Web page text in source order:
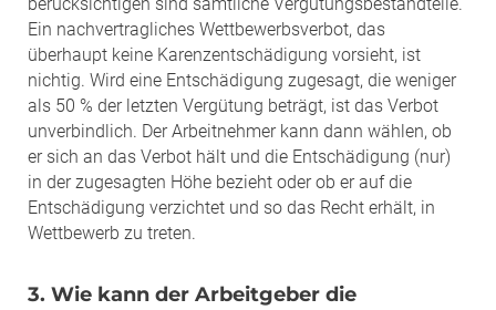
Ein nachvertragliches Wettbewerbsverbot, das
überhaupt keine Karenzentschädigung vorsieht, ist
nichtig. Wird eine Entschädigung zugesagt, die weniger
als 50 % der letzten Vergütung beträgt, ist das Verbot
unverbindlich. Der Arbeitnehmer kann dann wählen, ob
er sich an das Verbot hält und die Entschädigung (nur)
in der zugesagten Höhe bezieht oder ob er auf die
Entschädigung verzichtet und so das Recht erhält, in
Wettbewerb zu treten.
3. Wie kann der Arbeitgeber die